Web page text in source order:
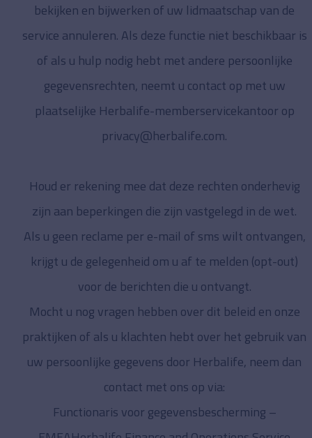
bekijken en bijwerken of uw lidmaatschap van de
service annuleren. Als deze functie niet beschikbaar is
of als u hulp nodig hebt met andere persoonlijke
gegevensrechten, neemt u contact op met uw
plaatselijke Herbalife-memberservicekantoor op
privacy@herbalife.com.
Houd er rekening mee dat deze rechten onderhevig
zijn aan beperkingen die zijn vastgelegd in de wet.
Als u geen reclame per e-mail of sms wilt ontvangen,
krijgt u de gelegenheid om u af te melden (opt-out)
voor de berichten die u ontvangt.
Mocht u nog vragen hebben over dit beleid en onze
praktijken of als u klachten hebt over het gebruik van
uw persoonlijke gegevens door Herbalife, neem dan
contact met ons op via:
Functionaris voor gegevensbescherming –